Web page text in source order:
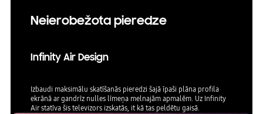
Neierobežota pieredze
Infinity Air Design
Izbaudi maksimālu skatīšanās pieredzi šajā īpaši plāna profila
ekrānā ar gandrīz nulles līmeņa melnajām apmalēm. Uz Infinity
Air statīva šis televizors izskatās, it kā tas peldētu gaisā.